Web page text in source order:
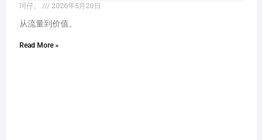
珂仔。
2026年5月20日
从流量到价值。
Read More »